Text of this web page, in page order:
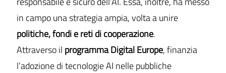
in campo una strategia ampia, volta a unire
politiche, fondi e reti di cooperazione.
Attraverso il programma Digital Europe, finanzia
l’adozione di tecnologie AI nelle pubbliche